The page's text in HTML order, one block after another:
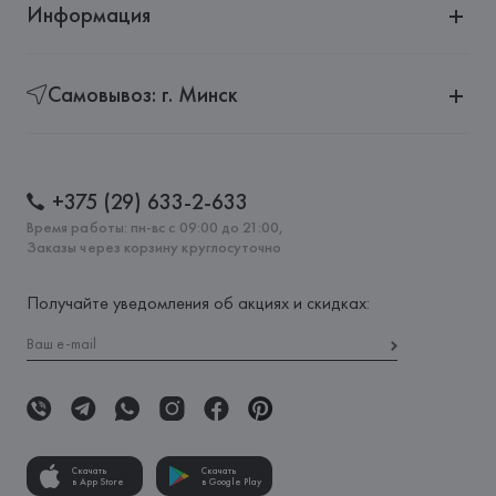
Информация
Самовывоз: г. Минск
+375 (29) 633-2-633
Время работы: пн-вс с 09:00 до 21:00,
Заказы через корзину круглосуточно
Получайте уведомления об акциях и скидках:
Скачать
в App Store
Скачать
в Google Play